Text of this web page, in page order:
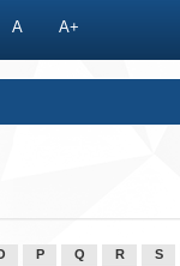
A A+
P Q R S